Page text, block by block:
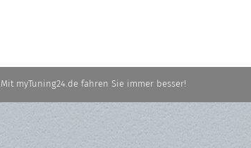
Mit myTuning24.de fahren Sie immer besser!